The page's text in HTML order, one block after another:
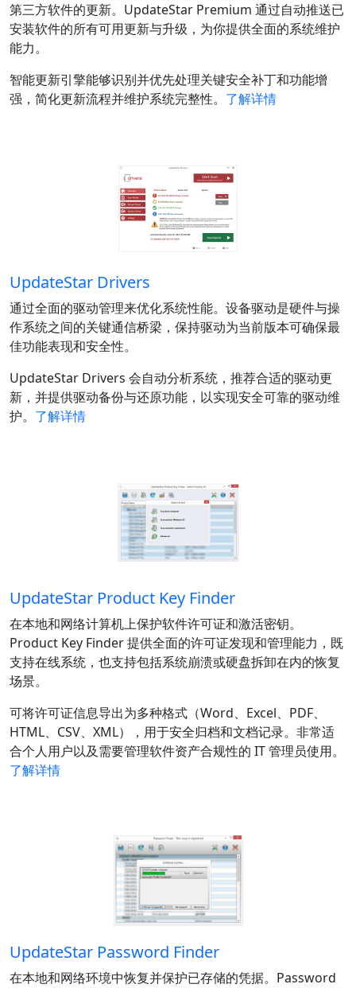
第三方软件的更新。UpdateStar Premium 通过自动推送已
安装软件的所有可用更新与升级，为你提供全面的系统维护
能力。
智能更新引擎能够识别并优先处理关键安全补丁和功能增
强，简化更新流程并维护系统完整性。 了解详情
UpdateStar Drivers
通过全面的驱动管理来优化系统性能。设备驱动是硬件与操
作系统之间的关键通信桥梁，保持驱动为当前版本可确保最
佳功能表现和安全性。
UpdateStar Drivers 会自动分析系统，推荐合适的驱动更
新，并提供驱动备份与还原功能，以实现安全可靠的驱动维
护。 了解详情
UpdateStar Product Key Finder
在本地和网络计算机上保护软件许可证和激活密钥。
Product Key Finder 提供全面的许可证发现和管理能力，既
支持在线系统，也支持包括系统崩溃或硬盘拆卸在内的恢复
场景。
可将许可证信息导出为多种格式（Word、Excel、PDF、
HTML、CSV、XML），用于安全归档和文档记录。非常适
合个人用户以及需要管理软件资产合规性的 IT 管理员使用。
了解详情
UpdateStar Password Finder
在本地和网络环境中恢复并保护已存储的凭据。Password